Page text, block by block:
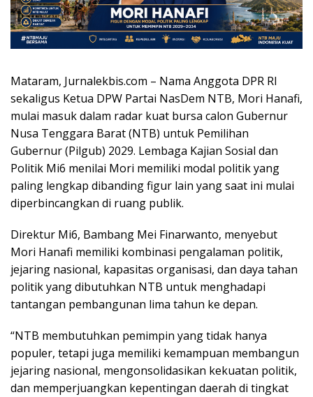
Mataram, Jurnalekbis.com – Nama Anggota DPR RI
sekaligus Ketua DPW Partai NasDem NTB, Mori Hanafi,
mulai masuk dalam radar kuat bursa calon Gubernur
Nusa Tenggara Barat (NTB) untuk Pemilihan
Gubernur (Pilgub) 2029. Lembaga Kajian Sosial dan
Politik Mi6 menilai Mori memiliki modal politik yang
paling lengkap dibanding figur lain yang saat ini mulai
diperbincangkan di ruang publik.
Direktur Mi6, Bambang Mei Finarwanto, menyebut
Mori Hanafi memiliki kombinasi pengalaman politik,
jejaring nasional, kapasitas organisasi, dan daya tahan
politik yang dibutuhkan NTB untuk menghadapi
tantangan pembangunan lima tahun ke depan.
“NTB membutuhkan pemimpin yang tidak hanya
populer, tetapi juga memiliki kemampuan membangun
jejaring nasional, mengonsolidasikan kekuatan politik,
dan memperjuangkan kepentingan daerah di tingkat